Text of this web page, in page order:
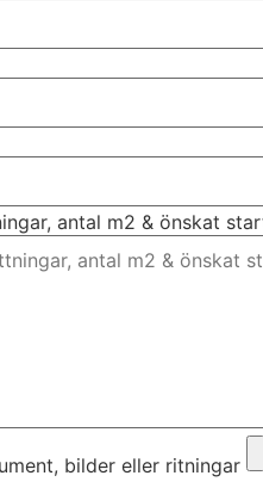
antal m2 & önskat
bilder eller ritningar